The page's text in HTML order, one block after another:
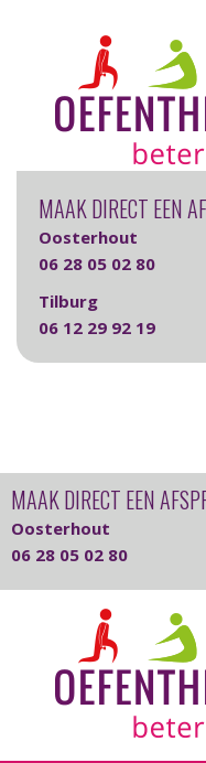
MAAK DIRECT EEN
Oosterhout
06 28 05 02 80
Tilburg
06 12 29 92 19
MAAK DIRECT EEN
Oosterhout
06 28 05 02 80